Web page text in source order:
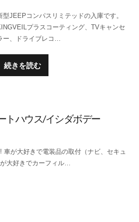
型JEEPコンパスリミテッドの入庫です。
プラスコーティング、TVキャンセ
ー、ドライブレコ…
続きを読む
トハウス/イシダボデー
車が大好きで電装品の取付（ナビ、セキュ
大好きでカーフィル…